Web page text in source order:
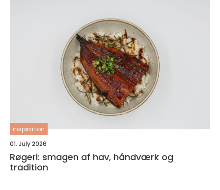
inspiration
01. July 2026
Røgeri: smagen af hav, håndværk og
tradition